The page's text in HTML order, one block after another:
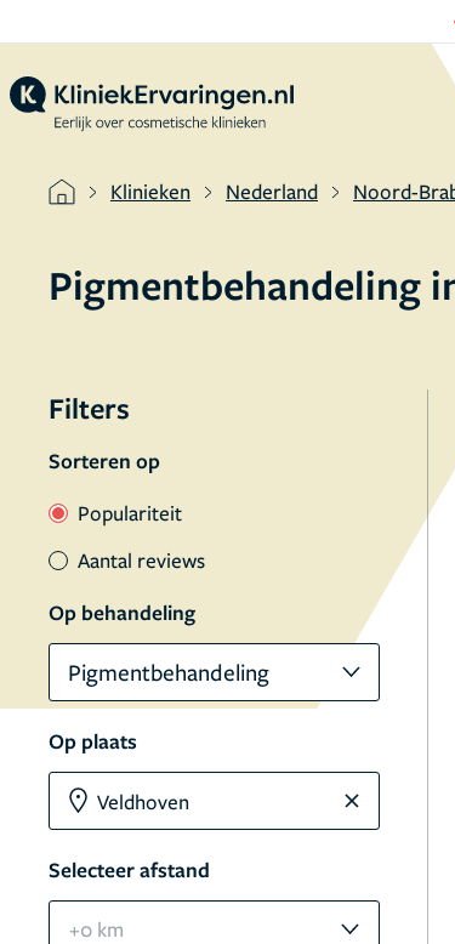
Klinieken Nederland Noord-
Pigmentbehandeling
Filters
Sorteren op
Populariteit
Aantal reviews
Op behandeling
Pigmentbehandeling
Op plaats
Selecteer afstand
+0 km